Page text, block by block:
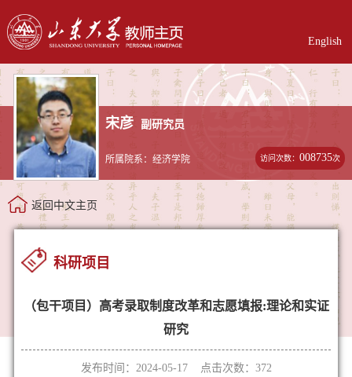
English
宋彦 副研究员
所属院系：经济学院 访问次数：008735次
返回中文主页
科研项目
（包干项目）高考录取制度改革和志愿填报:理论和实证
研究
发布时间：2024-05-17 点击次数： 372